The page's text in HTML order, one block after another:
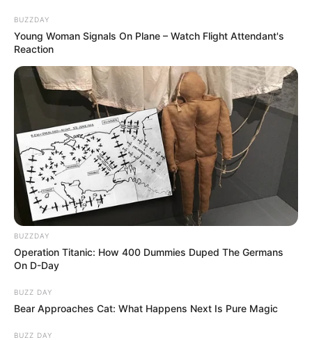
BUZZDAY
Young Woman Signals On Plane – Watch Flight Attendant's
Reaction
BUZZDAY
Operation Titanic: How 400 Dummies Duped The Germans
On D-Day
BUZZ DAY
Bear Approaches Cat: What Happens Next Is Pure Magic
BUZZ DAY